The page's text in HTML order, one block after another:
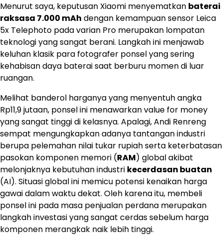
Menurut saya, keputusan Xiaomi menyematkan baterai
raksasa 7.000 mAh dengan kemampuan sensor Leica
5x Telephoto pada varian Pro merupakan lompatan
teknologi yang sangat berani. Langkah ini menjawab
keluhan klasik para fotografer ponsel yang sering
kehabisan daya baterai saat berburu momen di luar
ruangan.
Melihat banderol harganya yang menyentuh angka
Rp11,9 jutaan, ponsel ini menawarkan value for money
yang sangat tinggi di kelasnya. Apalagi, Andi Renreng
sempat mengungkapkan adanya tantangan industri
berupa pelemahan nilai tukar rupiah serta keterbatasan
pasokan komponen memori (RAM) global akibat
melonjaknya kebutuhan industri kecerdasan buatan
(AI). Situasi global ini memicu potensi kenaikan harga
gawai dalam waktu dekat. Oleh karena itu, membeli
ponsel ini pada masa penjualan perdana merupakan
langkah investasi yang sangat cerdas sebelum harga
komponen merangkak naik lebih tinggi.